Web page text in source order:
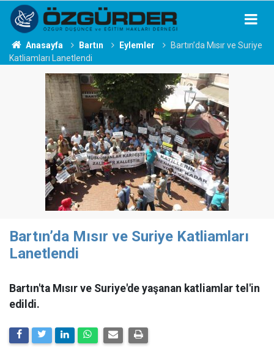
Anasayfa Bartın Eylemler
Bartın’da Mısır ve Suriye
Katliamları Lanetlendi
Bartın’da Mısır ve Suriye Katliamları
Lanetlendi
Bartın'ta Mısır ve Suriye'de yaşanan katliamlar tel'in
edildi.